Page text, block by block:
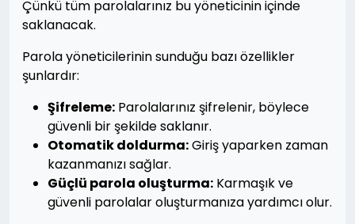
Çünkü tüm parolalarınız bu yöneticinin içinde
saklanacak.
Parola yöneticilerinin sunduğu bazı özellikler
şunlardır:
Şifreleme: Parolalarınız şifrelenir, böylece
güvenli bir şekilde saklanır.
Otomatik doldurma:Giriş yaparken zaman
kazanmanızı sağlar.
Güçlü parola oluşturma: Karmaşık ve
güvenli parolalar oluşturmanıza yardımcı olur.